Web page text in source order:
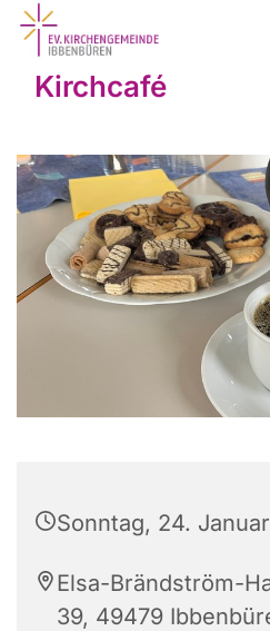
Kirchcafé
Sonntag, 24.
Elsa-Brändström-
39, 49479